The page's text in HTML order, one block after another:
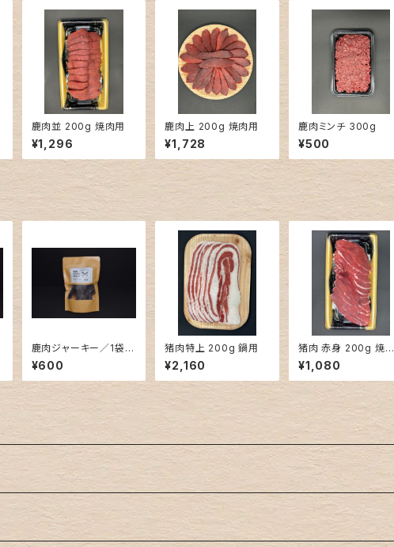
鹿肉並 200g 焼肉用
¥1,296
鹿肉上 200g 焼肉用
¥1,728
鹿肉ミンチ 300g
¥500
鹿肉ジャーキー／1袋／
30g
¥600
猪肉特上 200g 鍋用
¥2,160
猪肉 赤身 200g 焼肉
用
¥1,080